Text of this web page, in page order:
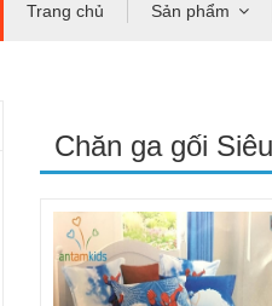
Trang chủ Sản phẩm
Chăn ga gối